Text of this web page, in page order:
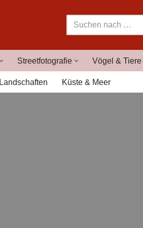
Streetfotografie Vögel & Tiere
Landschaften Küste & Meer